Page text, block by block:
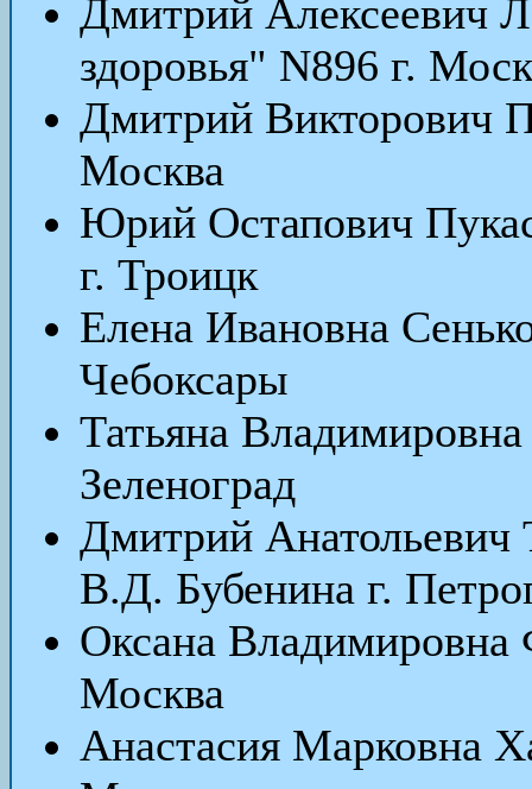
Дмитрий
здоровья" N896 г.
Дмитрий
Москва
Юрий Остапович
г. Троицк
Елена Ивановна
Чебоксары
Татьяна
Зеленоград
Дмитрий
В.Д. Бубенина г.
Оксана
Москва
Анастасия Марковна